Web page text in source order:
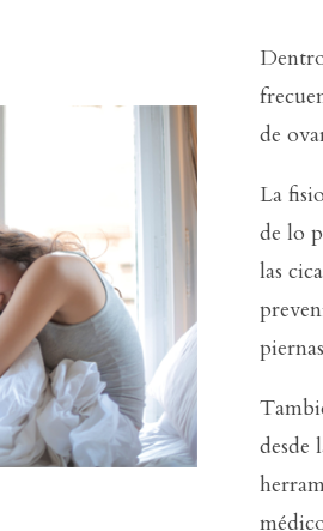
de
La
de lo
las
desde